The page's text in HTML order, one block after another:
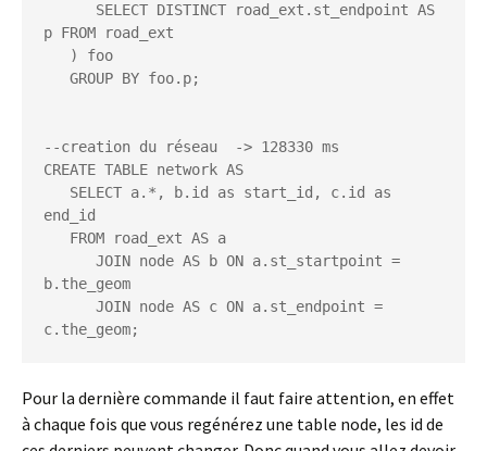
SELECT DISTINCT road_ext.st_endpoint AS
p FROM road_ext
) foo
GROUP BY foo.p;
--creation du réseau  -> 128330 ms
CREATE TABLE network AS
SELECT a.*, b.id as start_id, c.id as
end_id
FROM road_ext AS a
JOIN node AS b ON a.st_startpoint =
b.the_geom
JOIN node AS c ON a.st_endpoint =
Pour la dernière commande il faut faire attention, en effet
à chaque fois que vous regénérez une table node, les id de